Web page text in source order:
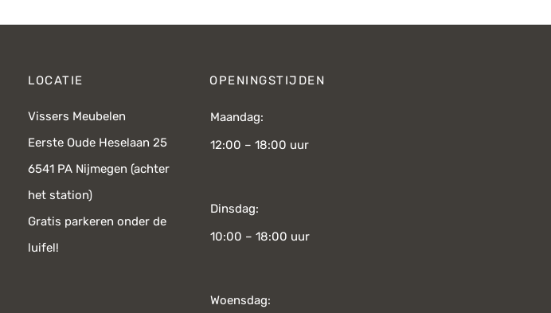
LOCATIE
Vissers Meubelen
Eerste Oude Heselaan 25
6541 PA Nijmegen (achter
het station)
Gratis parkeren onder de
luifel!
OPENINGSTIJDEN
Maandag:
12:00 – 18:00 uur
Dinsdag:
10:00 – 18:00 uur
Woensdag: